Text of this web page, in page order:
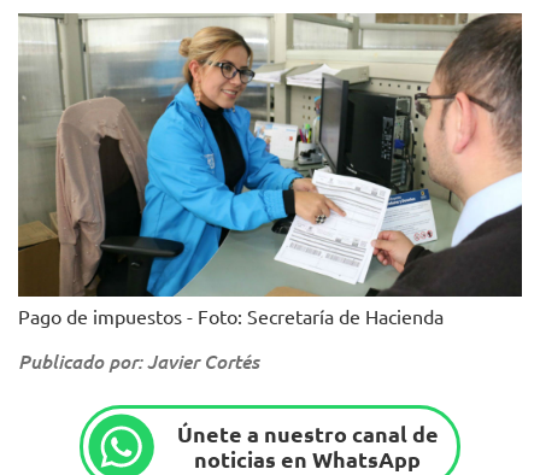
Pago de impuestos - Foto: Secretaría de Hacienda
Publicado por: Javier Cortés
Únete a nuestro canal de
noticias en WhatsApp